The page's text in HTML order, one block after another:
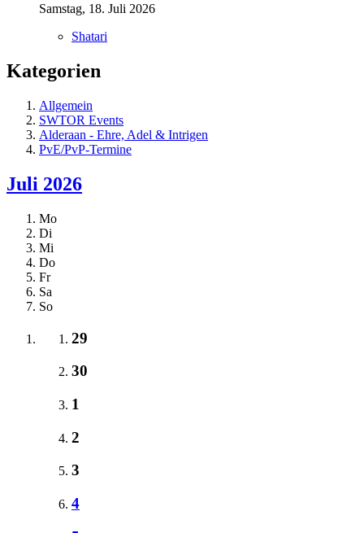
Samstag, 18. Juli 2026
Shatari
Kategorien
Allgemein
SWTOR Events
Alderaan - Ehre, Adel & Intrigen
PvE/PvP-Termine
Juli 2026
Mo
Di
Mi
Do
Fr
Sa
So
29
30
1
2
3
4